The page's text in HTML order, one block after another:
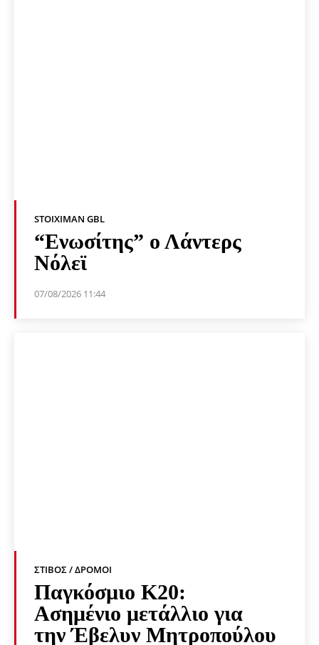
STOIXIMAN GBL
“Ενωσίτης” ο Λάντερς
Νόλεϊ
07/08/2026 11:44
ΣΤΊΒΟΣ / ΔΡΌΜΟΙ
Παγκόσμιο Κ20:
Ασημένιο μετάλλιο για
την Έβελυν Μητροπούλου